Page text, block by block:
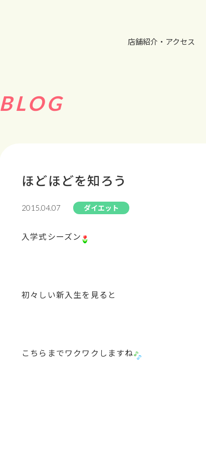
店舗紹介・アクセス
BLOG
ほどほどを知ろう
2015.04.07 ダイエット
入学式シーズン
初々しい新入生を見ると
こちらまでワクワクしますね